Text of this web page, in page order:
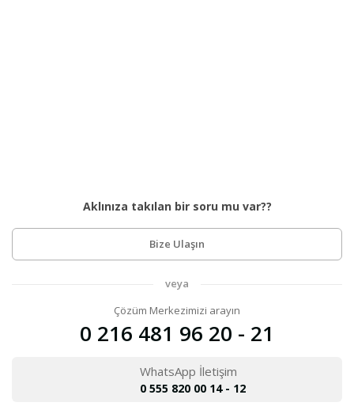
Aklınıza takılan bir soru mu var??
Bize Ulaşın
veya
Çözüm Merkezimizi arayın
0 216 481 96 20 - 21
WhatsApp İletişim
0 555 820 00 14 - 12